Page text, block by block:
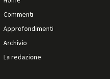
Commenti
Approfondimenti
Archivio
La redazione